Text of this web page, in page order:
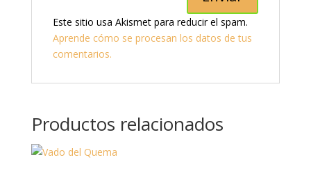
Este sitio usa Akismet para reducir el spam.
Aprende cómo se procesan los datos de tus
comentarios.
Productos relacionados